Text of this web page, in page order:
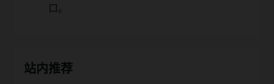
口。
站内推荐